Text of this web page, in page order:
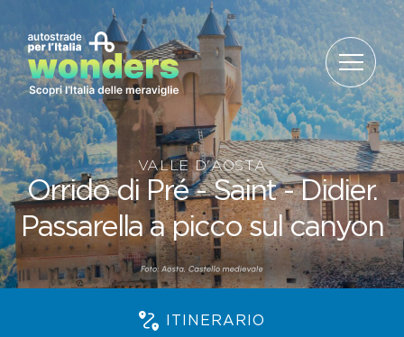
Salta al contenuto
VALLE D'AOSTA
Orrido di Pré - Saint - Didier.
Passarella a picco sul canyon
ITINERARIO